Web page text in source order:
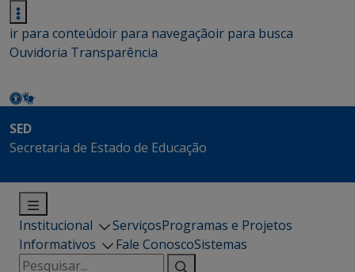
ir para conteúdoir para navegaçãoir para busca
Ouvidoria Transparência
SED
Secretaria de Estado de Educação
Institucional ServiçosProgramas e Projetos
Informativos
Fale ConoscoSistemas
Pesquisar